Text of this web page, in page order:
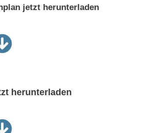
jetzt herunterladen
herunterladen